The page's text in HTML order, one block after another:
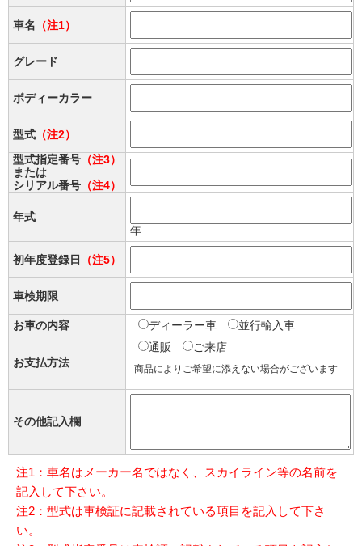
車名 （注1）
グレード
ボディーカラー
型式 （注2）
型式指定番号 （注3）
または
シリアル番号 （注4）
年式
年
初年度登録日 （注5）
車検期限
お車の内容 ディーラー車 並行輸入車
お支払方法
通販 ご来店
商品によりご希望に添えない場合がございます
その他記入欄
注1：車名はメーカー名ではなく、スカイライン等の名前を
記入して下さい。
注2：型式は車検証に記載されている項目を記入して下さ
い。